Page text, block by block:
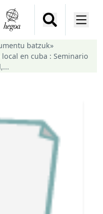
batzuk»
en cuba : Seminario